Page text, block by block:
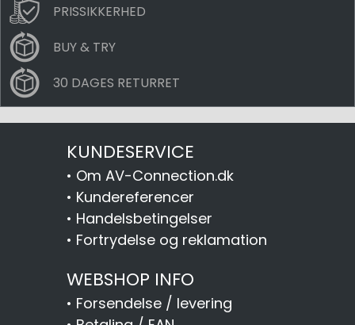
PRISSIKKERHED
BUY & TRY
30 DAGES RETURRET
KUNDESERVICE
• Om AV-Connection.dk
• Kundereferencer
• Handelsbetingelser
• Fortrydelse og reklamation
WEBSHOP INFO
• Forsendelse / levering